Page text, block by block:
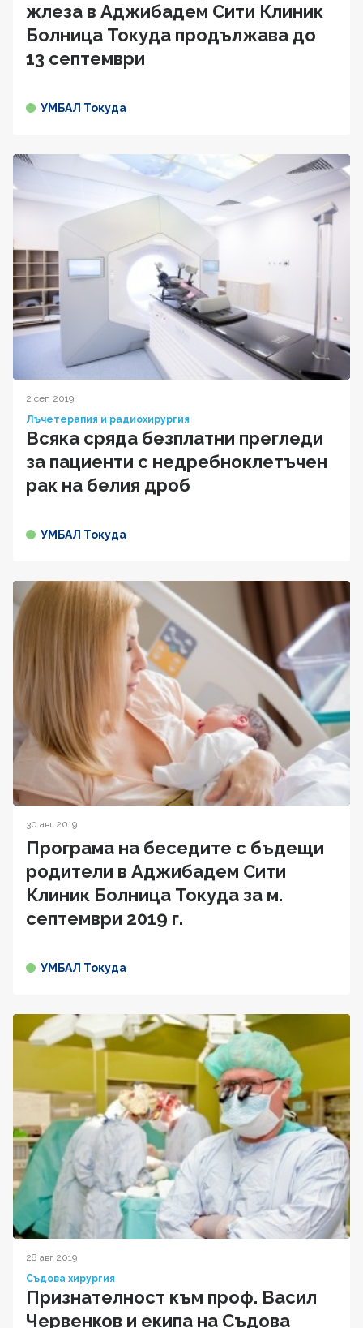
жлеза в Аджибадем Сити Клиник
Болница Токуда продължава до
13 септември
УМБАЛ Токуда
2 сеп 2019
Лъчетерапия и радиохирургия
Всяка сряда безплатни прегледи
за пациенти с недребноклетъчен
рак на белия дроб
УМБАЛ Токуда
30 авг 2019
Програма на беседите с бъдещи
родители в Аджибадем Сити
Клиник Болница Токуда за м.
септември 2019 г.
УМБАЛ Токуда
28 авг 2019
Съдова хирургия
Признателност към проф. Васил
Червенков и екипа на Съдова